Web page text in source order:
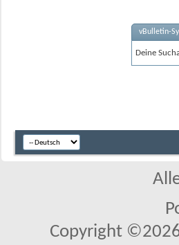
vBulletin-
Deine
Copyright